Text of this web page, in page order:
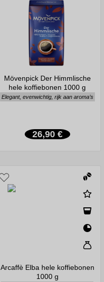
Mövenpick Der Himmlische
hele koffiebonen 1000 g
Elegant, evenwichtig, rijk aan aroma’s
26,90 €
Arcaffè Elba hele koffiebonen
1000 g